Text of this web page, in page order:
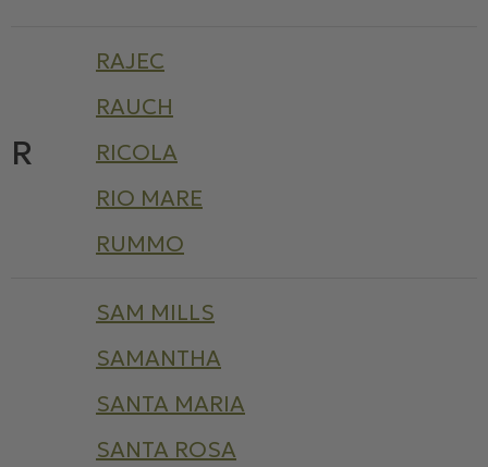
R
RAJEC
RAUCH
RICOLA
RIO MARE
RUMMO
SAM MILLS
SAMANTHA
SANTA MARIA
SANTA ROSA